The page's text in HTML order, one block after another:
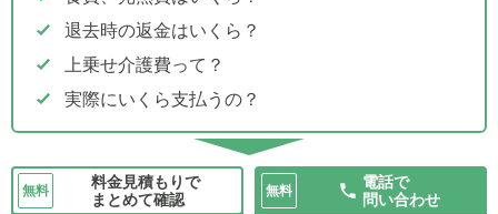
退去時の返金はいくら？
上乗せ介護費って？
実際にいくら支払うの？
無料
料金見積もりで
まとめて確認
無料
電話で
問い合わせ